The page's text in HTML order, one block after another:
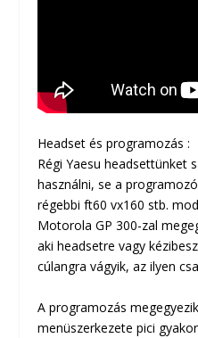
Headset és programozás :
Régi Yaesu headsettünket
használni, se a
régebbi ft60 vx160 stb.
Motorola GP 300-zal
aki headsetre vagy
cúlangra vágyik, az ilyen
A programozás
menüszerkezete pici